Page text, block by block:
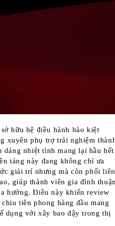
hữu hệ điều hành hào kiệt
xuyên phụ trợ trải nghiệm
nhiệt tình mang lại hầu hết
tảng này đang không chỉ ưa
giải trí nhưng mà còn phối liên
giúp thành viên gia đình
hưởng. Điều này khiến review
tiên phong hàng đầu mang
dụng với xây bao đậy trong thị